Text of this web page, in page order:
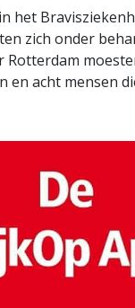
het
zich onder
Rotterdam
en acht mensen